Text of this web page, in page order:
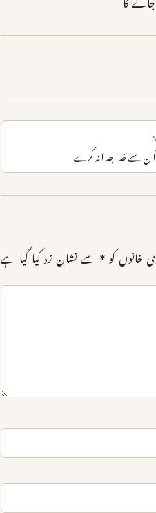
جائے گا
ن سے خدا جد ا نہ کرے
خانوں کو * سے نشان زد کیا گیا ہے